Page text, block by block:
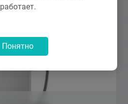
работает.
Понятно